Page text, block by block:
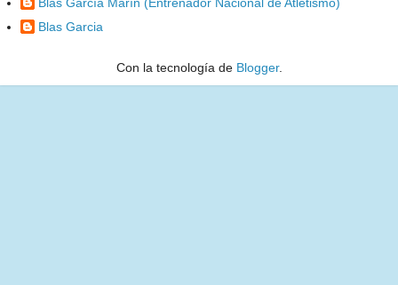
Blas Garcia
Con la tecnología de Blogger.